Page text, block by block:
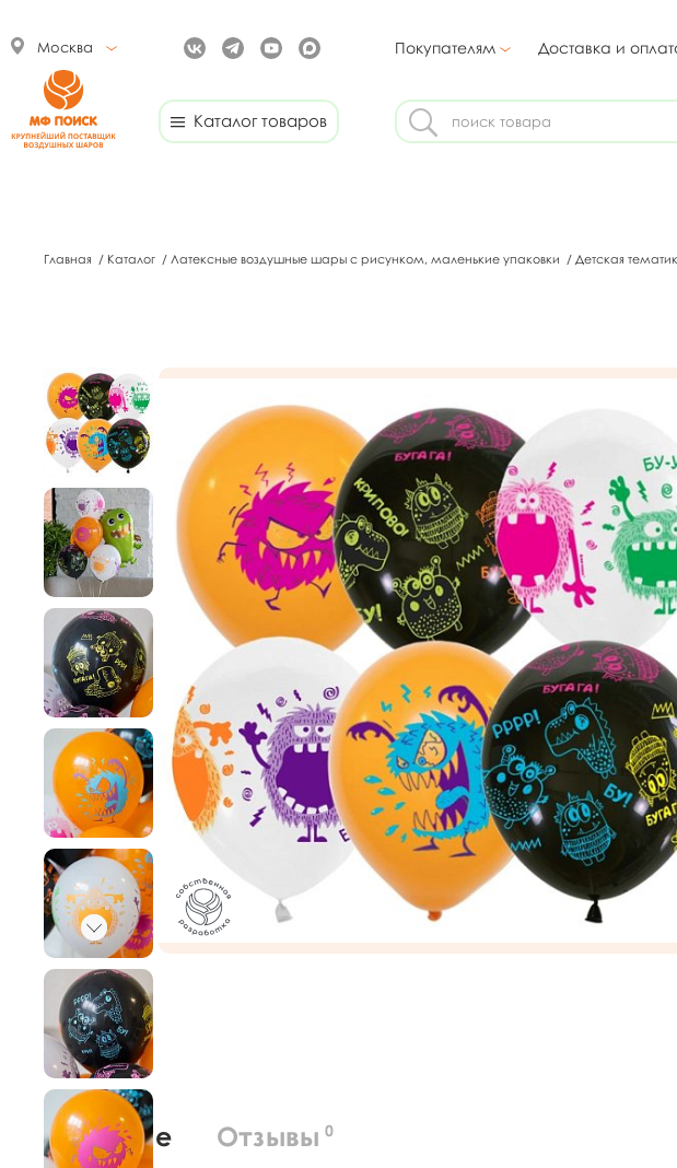
Москва Покупателям Доставка и
Каталог товаров
Главная / Каталог / Латексные воздушные шары с рисунком, маленькие упаковки / Детская
О товаре Отзывы 0